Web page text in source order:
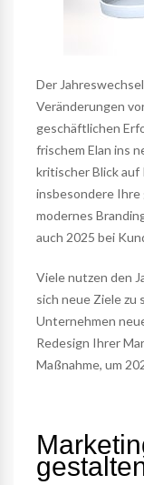
Der
Veränderungen
geschäftlichen
frischem Elan ins
kritischer Blick
insbesondere Ihre
modernes
auch 2025 bei
Viele nutzen den
sich neue Ziele zu
Unternehmen
Redesign Ihrer
Maßnahme, um